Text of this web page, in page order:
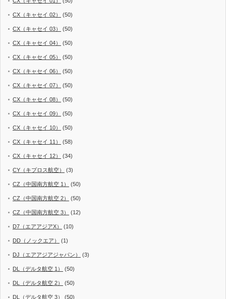
CX（キャセイ 02） (50)
CX（キャセイ 03） (50)
CX（キャセイ 04） (50)
CX（キャセイ 05） (50)
CX（キャセイ 06） (50)
CX（キャセイ 07） (50)
CX（キャセイ 08） (50)
CX（キャセイ 09） (50)
CX（キャセイ 10） (50)
CX（キャセイ 11） (58)
CX（キャセイ 12） (34)
CY（キプロス航空） (3)
CZ（中国南方航空 1） (50)
CZ（中国南方航空 2） (50)
CZ（中国南方航空 3） (12)
D7（エアアジアX） (10)
DD（ノックエア） (1)
DJ（エアアジアジャパン） (3)
DL（デルタ航空 1） (50)
DL（デルタ航空 2） (50)
DL（デルタ航空 3） (50)